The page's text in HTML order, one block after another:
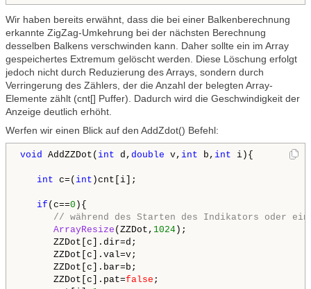
Wir haben bereits erwähnt, dass die bei einer Balkenberechnung
erkannte ZigZag-Umkehrung bei der nächsten Berechnung
desselben Balkens verschwinden kann. Daher sollte ein im Array
gespeichertes Extremum gelöscht werden. Diese Löschung erfolgt
jedoch nicht durch Reduzierung des Arrays, sondern durch
Verringerung des Zählers, der die Anzahl der belegten Array-
Elemente zählt (cnt[] Puffer). Dadurch wird die Geschwindigkeit der
Anzeige deutlich erhöht.
Werfen wir einen Blick auf den AddZdot() Befehl:
void AddZZDot( int d, double v, int b, int i){
int c=( int )cnt[i];
if (c==0 ){
// während des Starten des Indikators oder
ArrayResize (ZZDot, 1024 );
ZZDot[c].dir=d;
ZZDot[c].val=v;
ZZDot[c].bar=b;
ZZDot[c].pat=false ;